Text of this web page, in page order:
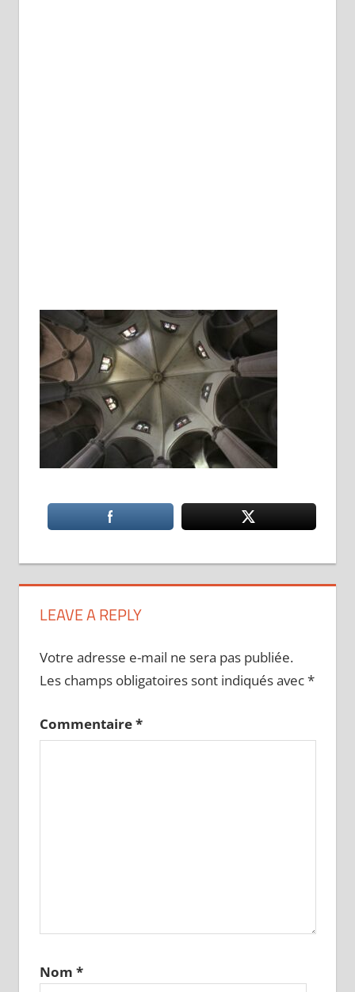
LEAVE A REPLY
Votre adresse e-mail ne sera pas publiée.
Les champs obligatoires sont indiqués avec*
Commentaire*
Nom *